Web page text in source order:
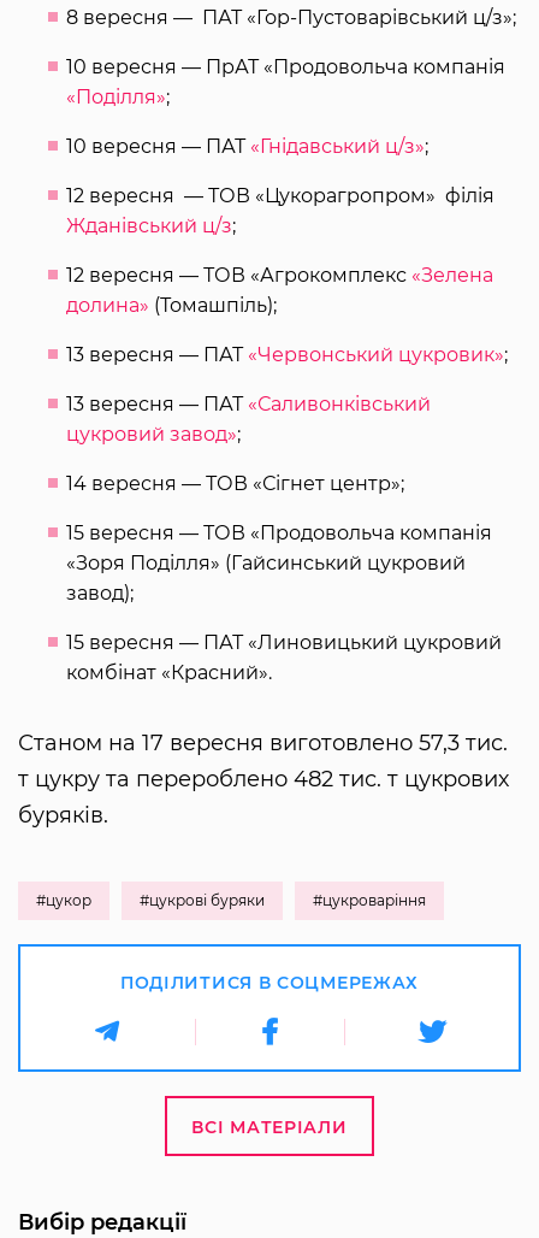
8 вересня — ПАТ «Гор-Пустоварівський ц/з»;
10 вересня — ПрАТ «Продовольча компанія
«Поділля»;
10 вересня — ПАТ «Гнідавський ц/з»;
12 вересня — ТОВ «Цукорагропром» філія
Жданівський ц/з;
12 вересня — ТОВ «Агрокомплекс «Зелена
долина» (Томашпіль);
13 вересня — ПАТ «Червонський цукровик»;
13 вересня — ПАТ «Саливонківський
цукровий завод»;
14 вересня — ТОВ «Сігнет центр»;
15 вересня — ТОВ «Продовольча компанія
«Зоря Поділля» (Гайсинський цукровий
завод);
15 вересня — ПАТ «Линовицький цукровий
комбінат «Красний».
Станом на 17 вересня виготовлено 57,3 тис.
т цукру та перероблено 482 тис. т цукрових
буряків.
#цукор #цукрові буряки #цукроваріння
ПОДІЛИТИСЯ В СОЦМЕРЕЖАХ
ВСІ МАТЕРІАЛИ
Вибір редакції